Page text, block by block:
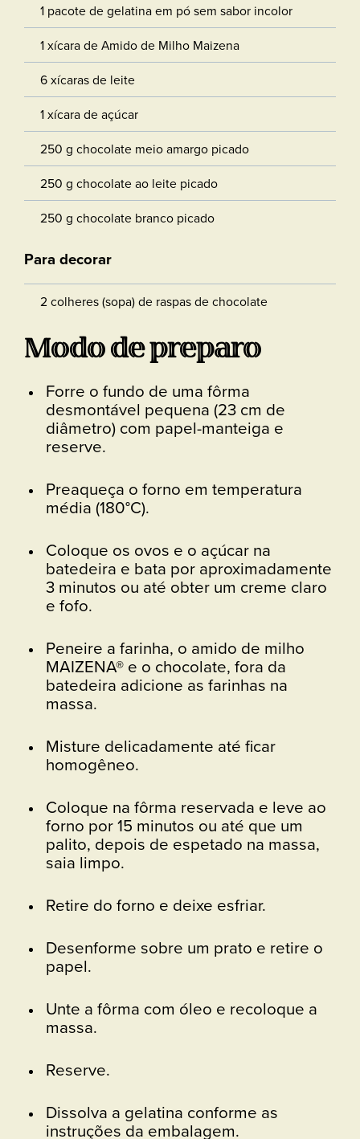
1 pacote de gelatina em pó sem sabor incolor
1 xícara de Amido de Milho Maizena
6 xícaras de leite
1 xícara de açúcar
250 g chocolate meio amargo picado
250 g chocolate ao leite picado
250 g chocolate branco picado
Para decorar
2 colheres (sopa) de raspas de chocolate
Modo de preparo
Forre o fundo de uma fôrma
desmontável pequena (23 cm de
diâmetro) com papel-manteiga e
reserve.
Preaqueça o forno em temperatura
média (180°C).
Coloque os ovos e o açúcar na
batedeira e bata por aproximadamente
3 minutos ou até obter um creme claro
e fofo.
Peneire a farinha, o amido de milho
MAIZENA® e o chocolate, fora da
batedeira adicione as farinhas na
massa.
Misture delicadamente até ficar
homogêneo.
Coloque na fôrma reservada e leve ao
forno por 15 minutos ou até que um
palito, depois de espetado na massa,
saia limpo.
Retire do forno e deixe esfriar.
Desenforme sobre um prato e retire o
papel.
Unte a fôrma com óleo e recoloque a
massa.
Reserve.
Dissolva a gelatina conforme as
instruções da embalagem.